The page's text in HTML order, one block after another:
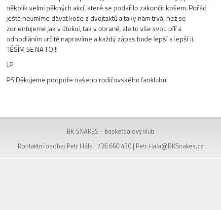
několik velmi pěkných akcí, které se podařilo zakončit košem. Pořád
ještě neumíme dávat koše z dvojtaktů a taky nám trvá, než se
zorientujeme jak v útokui, tak v obraně, ale to vše svou pílí a
odhodláním určitě napravíme a každý zápas bude lepší a lepší :).
TĚŠÍM SE NA TO!!!
LP
PS:Děkujeme podpoře našeho rodičovského fanklubu!
BK SNAKES - basketbalový klub
Kontaktní osoba: Petr Hála | 736 660 430 | Petr.Hala@BKSnakes.cz